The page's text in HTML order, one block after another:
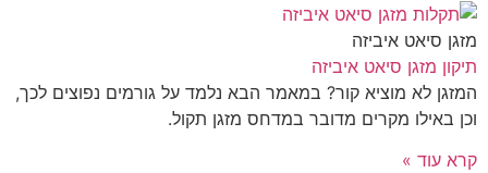
מזגן סיאט איביזה
תיקון מזגן סיאט איביזה
המזגן לא מוציא קור? במאמר הבא נלמד על גורמים נפוצים לכך,
וכן באילו מקרים מדובר במדחס מזגן תקול.
קרא עוד »